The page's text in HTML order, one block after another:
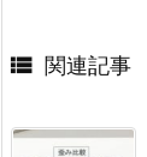
 関連記事